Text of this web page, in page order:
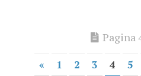
Pagina
« 1 2 3 4 5